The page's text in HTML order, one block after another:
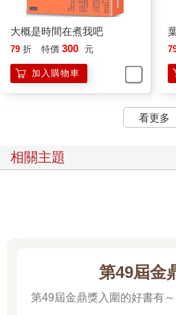
大概是時間在煮我吧
79 折 特價 300 元
加入購物車
看更多
相關主題
第49屆金
第49屆金鼎獎入圍的好書有～